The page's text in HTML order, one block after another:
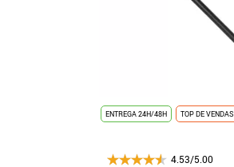
ENTREGA 24H/48H TOP DE VENDAS
4.53/5.00